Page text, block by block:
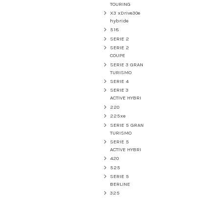
TOURING
X3 xDrive30e
hybride
518
SERIE 2
SERIE 2
COUPE
SERIE 3 GRAN
TURISMO
SERIE 4
SERIE 3
ACTIVE HYBRI
220
225xe
SERIE 5 GRAN
TURISMO
SERIE 5
ACTIVE HYBRI
420
525
SERIE 5
BERLINE
325